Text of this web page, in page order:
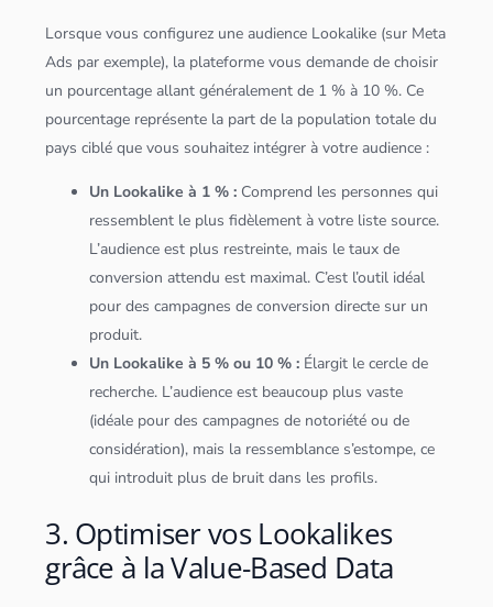
Lorsque vous configurez une audience Lookalike (sur Meta
Ads par exemple), la plateforme vous demande de choisir
un pourcentage allant généralement de 1 % à 10 %. Ce
pourcentage représente la part de la population totale du
pays ciblé que vous souhaitez intégrer à votre audience :
Un Lookalike à 1 % : Comprend les personnes qui
ressemblent le plus fidèlement à votre liste source.
L’audience est plus restreinte, mais le taux de
conversion attendu est maximal. C’est l’outil idéal
pour des campagnes de conversion directe sur un
produit.
Un Lookalike à 5 % ou 10 % : Élargit le cercle de
recherche. L’audience est beaucoup plus vaste
(idéale pour des campagnes de notoriété ou de
considération), mais la ressemblance s’estompe, ce
qui introduit plus de bruit dans les profils.
3. Optimiser vos Lookalikes
grâce à la Value-Based Data